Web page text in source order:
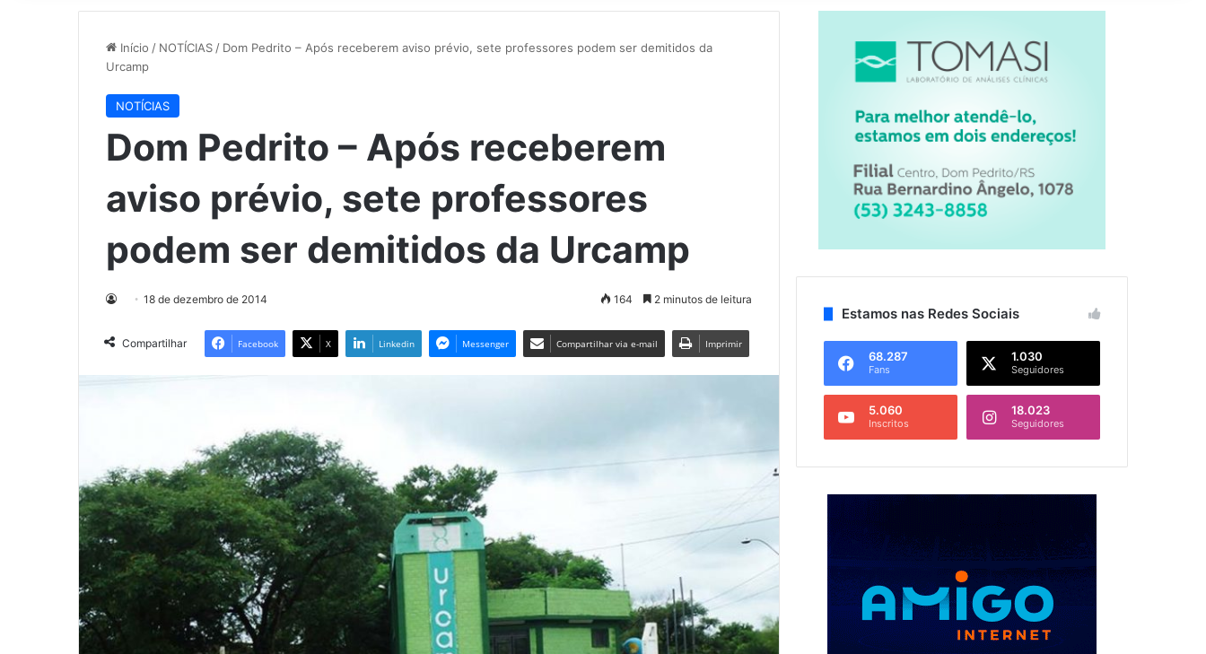
Início / NOTÍCIAS / Dom Pedrito – Após receberem aviso prévio, sete professores podem ser demitidos da
Urcamp
NOTÍCIAS
Dom Pedrito – Após receberem
aviso prévio, sete professores
podem ser demitidos da Urcamp
18 de dezembro de 2014 164 2 minutos de leitura
Compartilhar Facebook X Linkedin Messenger Compartilhar via e-mail Imprimir
Estamos nas Redes Sociais
68.287
Fans
1.030
Seguidores
5.060
Inscritos
18.023
Seguidores